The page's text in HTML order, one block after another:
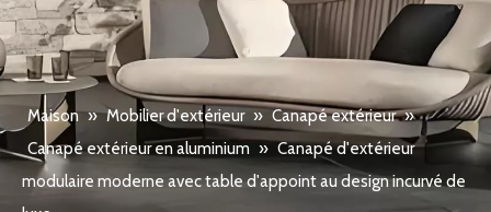
Maison » Mobilier d'extérieur » Canapé extérieur »
Canapé extérieur en aluminium » Canapé d'extérieur
modulaire moderne avec table d'appoint au design incurvé de